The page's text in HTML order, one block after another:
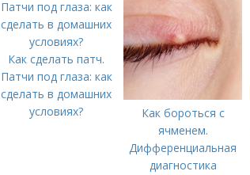
Как сделать патч.
Патчи под глаза: как
сделать в домашних
условиях?
Как бороться с
ячменем.
Дифференциальная
диагностика